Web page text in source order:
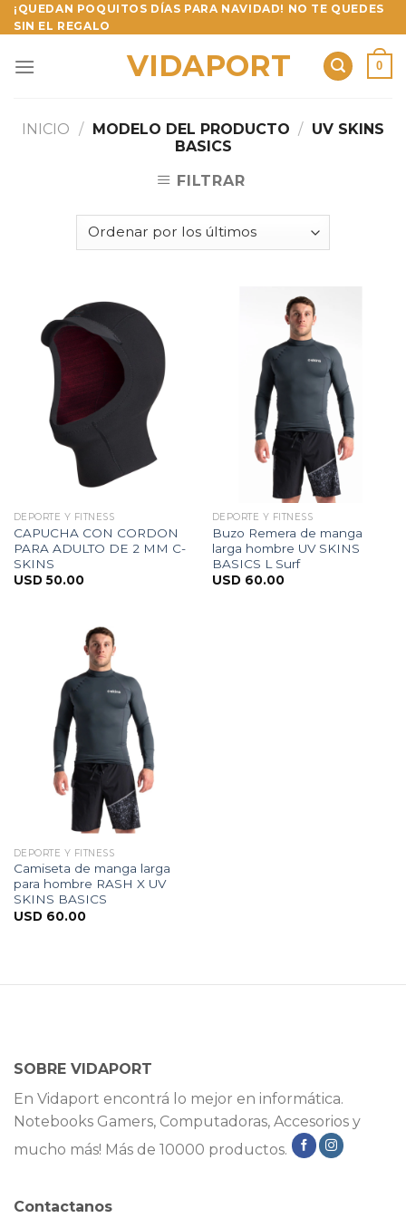
Skip
to
¡QUEDAN POQUITOS DÍAS PARA NAVIDAD! NO TE QUEDES
SIN EL REGALO
VIDAPORT 0
INICIO / MODELO DEL PRODUCTO / UV SKINS
BASICS
FILTRAR
DEPORTE Y FITNESS
CAPUCHA CON CORDON
PARA ADULTO DE 2 MM C-
SKINS
USD50.00
DEPORTE Y FITNESS
Buzo Remera de manga
larga hombre UV SKINS
BASICS L Surf
USD 60.00
DEPORTE Y FITNESS
Camiseta de manga larga
para hombre RASH X UV
SKINS BASICS
USD 60.00
SOBRE VIDAPORT
En Vidaport encontrá lo mejor en informática.
Notebooks Gamers, Computadoras, Accesorios y
mucho más! Más de 10000 productos.
Contactanos